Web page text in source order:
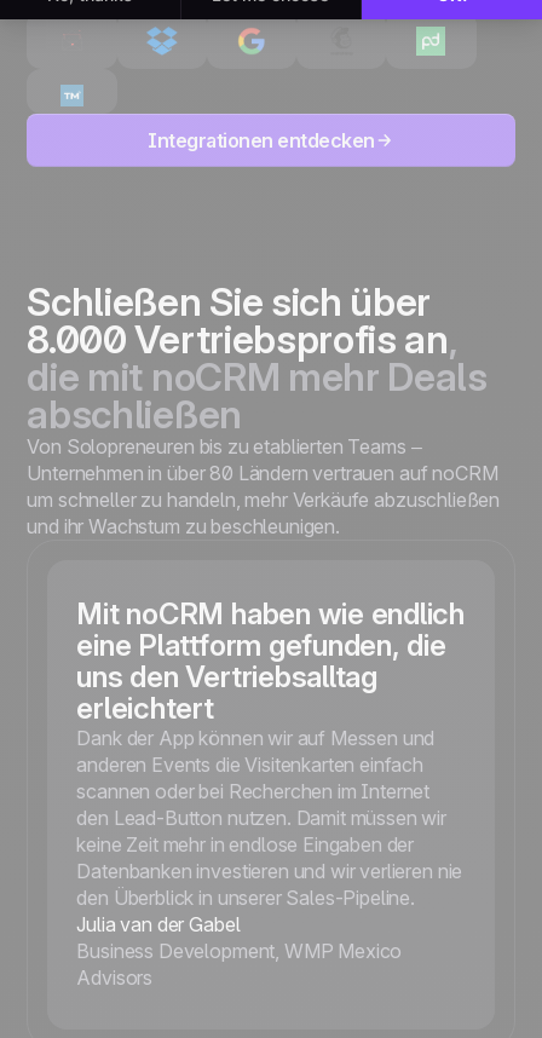
Integrationen entdecken
Schließen Sie sich über
8.000 Vertriebsprofis an,
die mit noCRM mehr Deals
abschließen
Von Solopreneuren bis zu etablierten Teams –
Unternehmen in über 80 Ländern vertrauen auf noCRM
um schneller zu handeln, mehr Verkäufe abzuschließen
und ihr Wachstum zu beschleunigen.
Mit noCRM haben wie endlich
eine Plattform gefunden, die
uns den Vertriebsalltag
erleichtert
Dank der App können wir auf Messen und
anderen Events die Visitenkarten einfach
scannen oder bei Recherchen im Internet
den Lead-Button nutzen. Damit müssen wir
keine Zeit mehr in endlose Eingaben der
Datenbanken investieren und wir verlieren nie
den Überblick in unserer Sales-Pipeline.
Julia van der Gabel
Business Development, WMP Mexico
Advisors